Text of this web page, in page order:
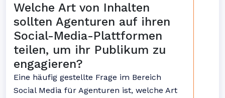
Welche Art von Inhalten
sollten Agenturen auf ihren
Social-Media-Plattformen
teilen, um ihr Publikum zu
engagieren?
Eine häufig gestellte Frage im Bereich
Social Media für Agenturen ist, welche Art